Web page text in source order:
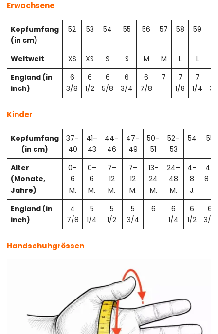
Erwachsene
Kopfumfang
(in cm)
52 53 54 55 56 57 58 59
Weltweit XS XS S S M M L L
England (in
inch)
6
3/8
6
1/2
6
5/8
6
3/4
6
7/8
7
7
1/8
7
1/4
Kinder
Kopfumfang
(in cm)
37–
40
41–
43
44–
46
47–
49
50–
51
52–
53
54 55
Alter
(Monate,
Jahre)
0–
6
M.
0–
6
M.
7–
12
M.
7–
12
M.
13–
24
M.
24–
48
M.
4–
8
J.
4–
8 J.
England (in
inch)
4
7/8
5
1/4
5
1/2
5
3/4
6
6
1/4
6
1/2
6
3/4
Handschuhgrössen